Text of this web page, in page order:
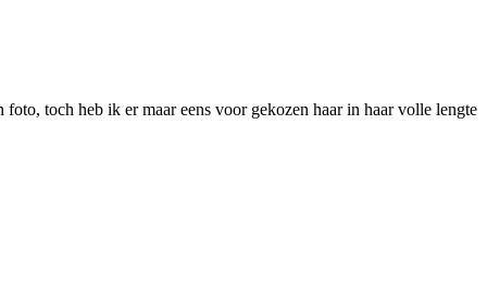
toch heb ik er maar eens voor gekozen haar in haar volle lengte